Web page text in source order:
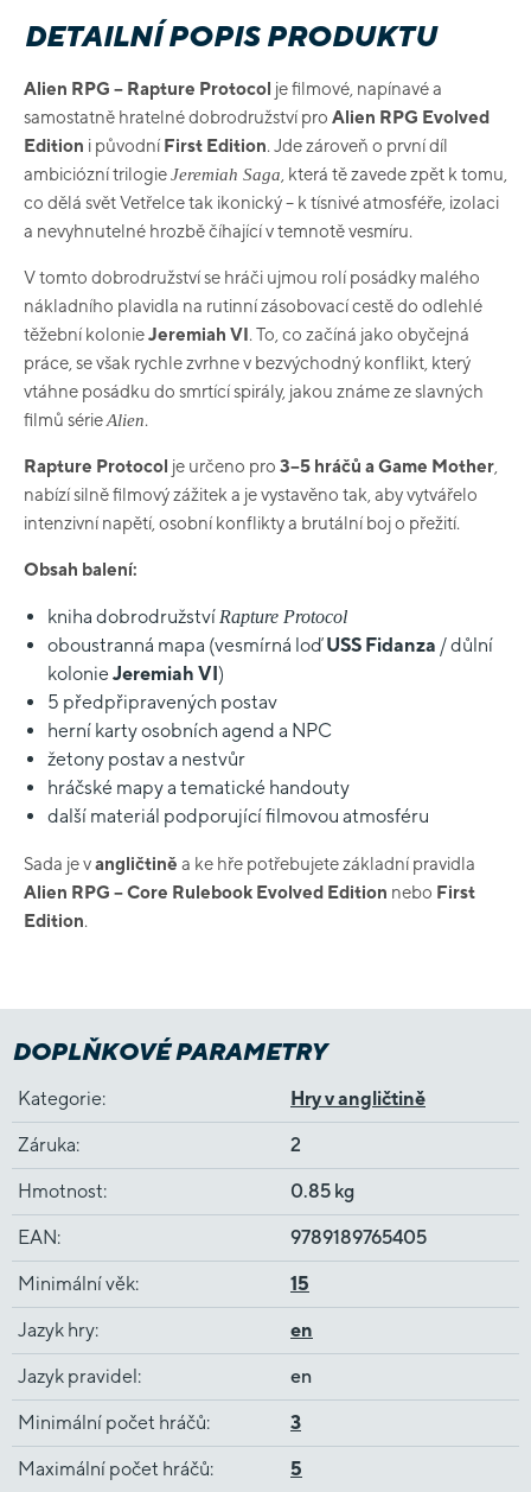
DETAILNÍ POPIS PRODUKTU
Alien RPG – Rapture Protocol je filmové, napínavé a
samostatně hratelné dobrodružství pro Alien RPG Evolved
Edition i původní First Edition. Jde zároveň o první díl
ambiciózní trilogieJeremiah Saga , která tě zavede zpět k tomu,
co dělá svět Vetřelce tak ikonický – k tísnivé atmosféře, izolaci
a nevyhnutelné hrozbě číhající v temnotě vesmíru.
V tomto dobrodružství se hráči ujmou rolí posádky malého
nákladního plavidla na rutinní zásobovací cestě do odlehlé
těžební kolonieJeremiah VI. To, co začíná jako obyčejná
práce, se však rychle zvrhne v bezvýchodný konflikt, který
vtáhne posádku do smrtící spirály, jakou známe ze slavných
filmů sérieAlien.
Rapture Protocol je určeno pro 3–5 hráčů a Game Mother
nabízí silně filmový zážitek a je vystavěno tak, aby vytvářelo
intenzivní napětí, osobní konflikty a brutální boj o přežití.
Obsah balení:
kniha dobrodružství Rapture Protocol
oboustranná mapa (vesmírná loďUSS Fidanza / důlní
kolonieJeremiah VI )
5 předpřipravených postav
herní karty osobních agend a NPC
žetony postav a nestvůr
hráčské mapy a tematické handouty
další materiál podporující filmovou atmosféru
Sada je vangličtině a ke hře potřebujete základní pravidla
Alien RPG – Core Rulebook Evolved Edition nebo First
Edition.
DOPLŇKOVÉ PARAMETRY
Kategorie: Hry v angličtině
Záruka: 2
Hmotnost: 0.85 kg
EAN: 9789189765405
Minimální věk: 15
Jazyk hry: en
Jazyk pravidel : en
Minimální počet hráčů: 3
Maximální počet hráčů: 5